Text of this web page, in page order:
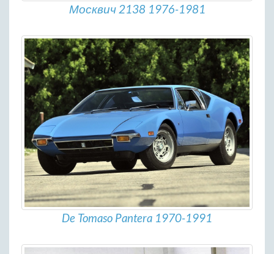
Москвич 2138 1976-1981
De Tomaso Pantera 1970-1991